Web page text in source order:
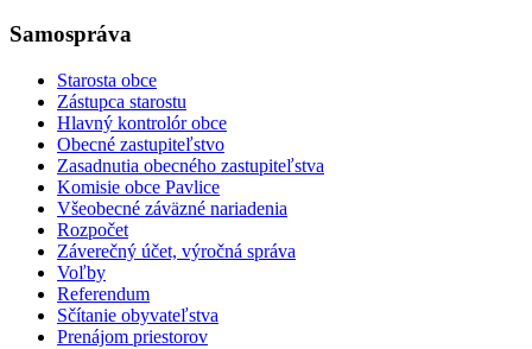
Samospráva
Starosta obce
Zástupca starostu
Hlavný kontrolór obce
Obecné zastupiteľstvo
Zasadnutia obecného zastupiteľstva
Komisie obce Pavlice
Všeobecné záväzné nariadenia
Rozpočet
Záverečný účet, výročná správa
Voľby
Referendum
Sčítanie obyvateľstva
Prenájom priestorov